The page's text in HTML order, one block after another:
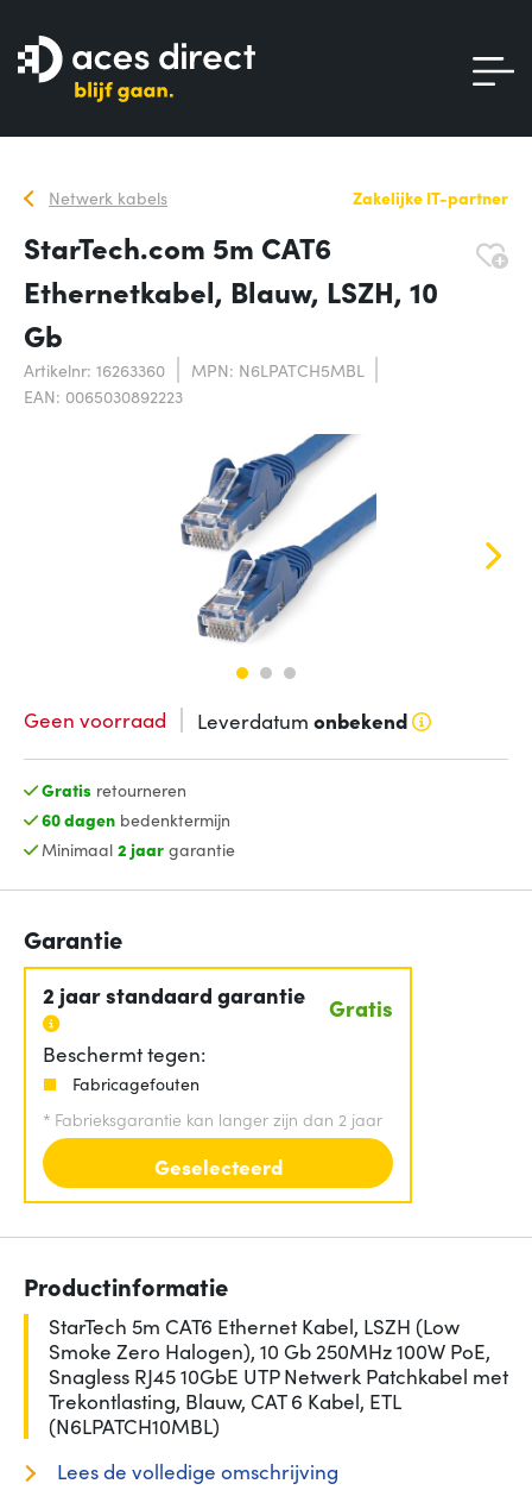
Netwerk kabels Zakelijke IT-partner
StarTech.com 5m CAT6
Ethernetkabel, Blauw, LSZH, 10
Gb
Artikelnr: 16263360
MPN: N6LPATCH5MBL
EAN: 0065030892223
Geen voorraad Leverdatum onbekend
Gratis retourneren
60 dagenbedenktermijn
Minimaal 2 jaargarantie
Garantie
2 jaar standaard garantie Gratis
Beschermt tegen:
Fabricagefouten
* Fabrieksgarantie kan langer zijn dan 2 jaar
Geselecteerd
Productinformatie
StarTech 5m CAT6 Ethernet Kabel, LSZH (Low
Smoke Zero Halogen), 10 Gb 250MHz 100W PoE,
Snagless RJ45 10GbE UTP Netwerk Patchkabel met
Trekontlasting, Blauw, CAT 6 Kabel, ETL
(N6LPATCH10MBL)
Lees de volledige omschrijving